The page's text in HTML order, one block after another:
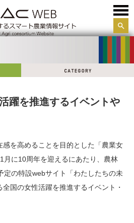
サイ
躍を推進するイベントや
を高めることを目的とした「農業女
月に10周年を迎えるにあたり、農林
定の特設webサイト「わたしたちの未
国の女性活躍を推進するイベント・